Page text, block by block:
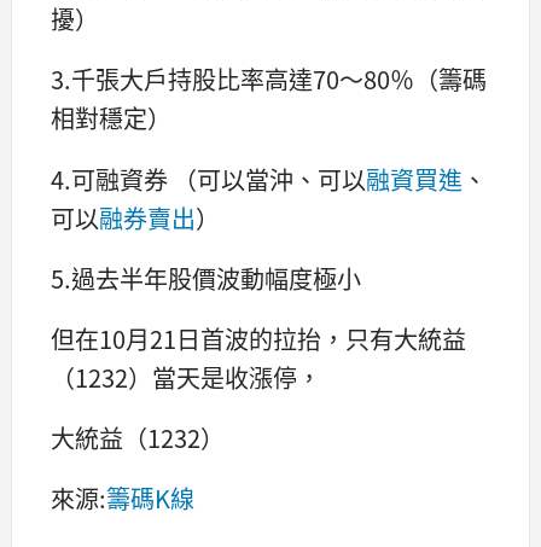
擾）
3.千張大戶持股比率高達70～80％（籌碼
相對穩定）
4.可融資券 （可以當沖、可以融資買進 、
可以融券賣出）
5.過去半年股價波動幅度極小
但在10月21日首波的拉抬，只有大統益
（1232）當天是收漲停，
大統益（1232）
來源:籌碼K線